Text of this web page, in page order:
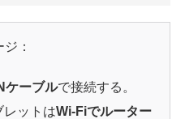
：
ケーブルで接続する。
レットはWi-Fiでルーター